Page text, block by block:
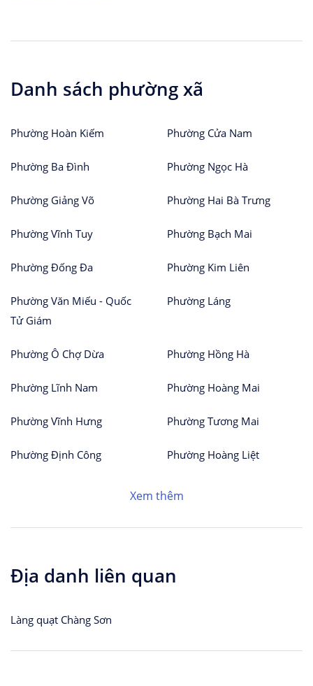
Danh sách phường xã
Phường Hoàn Kiếm Phường Cửa Nam
Phường Ba Đình Phường Ngọc Hà
Phường Giảng Võ Phường Hai Bà Trưng
Phường Vĩnh Tuy Phường Bạch Mai
Phường Đống Đa Phường Kim Liên
Phường Văn Miếu - Quốc
Tử Giám
Phường Láng
Phường Ô Chợ Dừa Phường Hồng Hà
Phường Lĩnh Nam Phường Hoàng Mai
Phường Vĩnh Hưng Phường Tương Mai
Phường Định Công Phường Hoàng Liệt
Xem thêm
Địa danh liên quan
Làng quạt Chàng Sơn